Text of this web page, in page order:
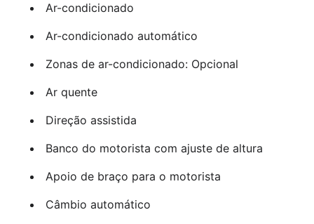
Ar-condicionado
Ar-condicionado automático
Zonas de ar-condicionado: Opcional
Ar quente
Direção assistida
Banco do motorista com ajuste de altura
Apoio de braço para o motorista
Câmbio automático